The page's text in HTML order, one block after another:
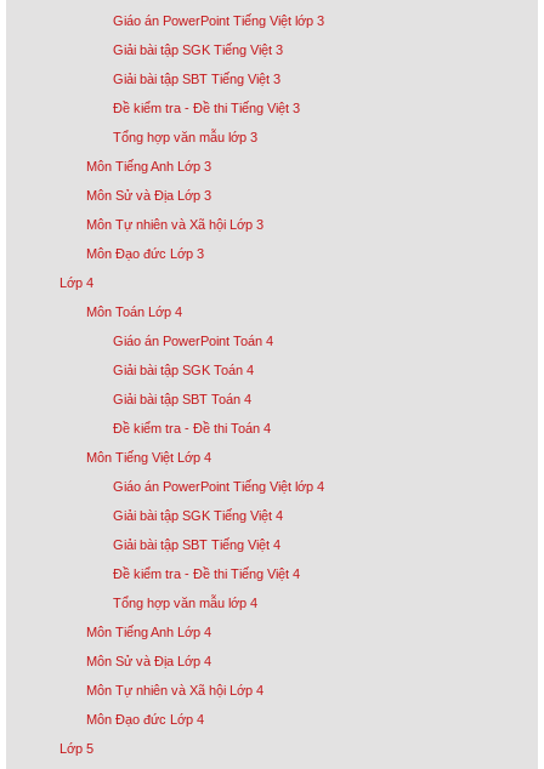
Giáo án PowerPoint Tiếng Việt lớp 3
Giải bài tập SGK Tiếng Việt 3
Giải bài tập SBT Tiếng Việt 3
Đề kiểm tra - Đề thi Tiếng Việt 3
Tổng hợp văn mẫu lớp 3
Môn Tiếng Anh Lớp 3
Môn Sử và Địa Lớp 3
Môn Tự nhiên và Xã hội Lớp 3
Môn Đạo đức Lớp 3
Lớp 4
Môn Toán Lớp 4
Giáo án PowerPoint Toán 4
Giải bài tập SGK Toán 4
Giải bài tập SBT Toán 4
Đề kiểm tra - Đề thi Toán 4
Môn Tiếng Việt Lớp 4
Giáo án PowerPoint Tiếng Việt lớp 4
Giải bài tập SGK Tiếng Việt 4
Giải bài tập SBT Tiếng Việt 4
Đề kiểm tra - Đề thi Tiếng Việt 4
Tổng hợp văn mẫu lớp 4
Môn Tiếng Anh Lớp 4
Môn Sử và Địa Lớp 4
Môn Tự nhiên và Xã hội Lớp 4
Môn Đạo đức Lớp 4
Lớp 5